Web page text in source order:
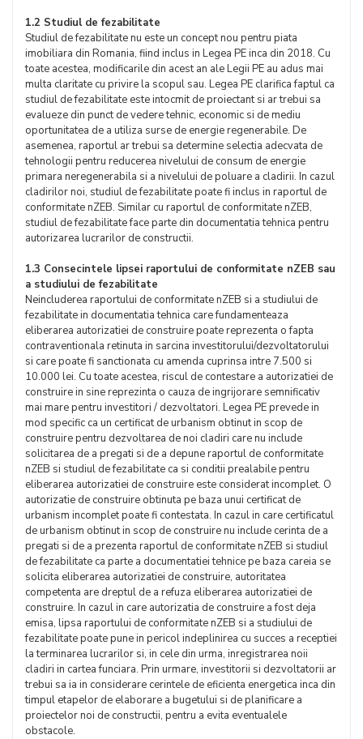
1.2 Studiul de fezabilitate
Studiul de fezabilitate nu este un concept nou pentru piata
imobiliara din Romania, fiind inclus in Legea PE inca din 2018. Cu
toate acestea, modificarile din acest an ale Legii PE au adus mai
multa claritate cu privire la scopul sau. Legea PE clarifica faptul ca
studiul de fezabilitate este intocmit de proiectant si ar trebui sa
evalueze din punct de vedere tehnic, economic si de mediu
oportunitatea de a utiliza surse de energie regenerabile. De
asemenea, raportul ar trebui sa determine selectia adecvata de
tehnologii pentru reducerea nivelului de consum de energie
primara neregenerabila si a nivelului de poluare a cladirii. In cazul
cladirilor noi, studiul de fezabilitate poate fi inclus in raportul de
conformitate nZEB. Similar cu raportul de conformitate nZEB,
studiul de fezabilitate face parte din documentatia tehnica pentru
autorizarea lucrarilor de constructii.
1.3 Consecintele lipsei raportului de conformitate nZEB sau
a studiului de fezabilitate
Neincluderea raportului de conformitate nZEB si a studiului de
fezabilitate in documentatia tehnica care fundamenteaza
eliberarea autorizatiei de construire poate reprezenta o fapta
contraventionala retinuta in sarcina investitorului/dezvoltatorului
si care poate fi sanctionata cu amenda cuprinsa intre 7.500 si
10.000 lei. Cu toate acestea, riscul de contestare a autorizatiei de
construire in sine reprezinta o cauza de ingrijorare semnificativ
mai mare pentru investitori / dezvoltatori. Legea PE prevede in
mod specific ca un certificat de urbanism obtinut in scop de
construire pentru dezvoltarea de noi cladiri care nu include
solicitarea de a pregati si de a depune raportul de conformitate
nZEB si studiul de fezabilitate ca si conditii prealabile pentru
eliberarea autorizatiei de construire este considerat incomplet. O
autorizatie de construire obtinuta pe baza unui certificat de
urbanism incomplet poate fi contestata. In cazul in care certificatul
de urbanism obtinut in scop de construire nu include cerinta de a
pregati si de a prezenta raportul de conformitate nZEB si studiul
de fezabilitate ca parte a documentatiei tehnice pe baza careia se
solicita eliberarea autorizatiei de construire, autoritatea
competenta are dreptul de a refuza eliberarea autorizatiei de
construire. In cazul in care autorizatia de construire a fost deja
emisa, lipsa raportului de conformitate nZEB si a studiului de
fezabilitate poate pune in pericol indeplinirea cu succes a receptiei
la terminarea lucrarilor si, in cele din urma, inregistrarea noii
cladiri in cartea funciara. Prin urmare, investitorii si dezvoltatorii ar
trebui sa ia in considerare cerintele de eficienta energetica inca din
timpul etapelor de elaborare a bugetului si de planificare a
proiectelor noi de constructii, pentru a evita eventualele
obstacole.